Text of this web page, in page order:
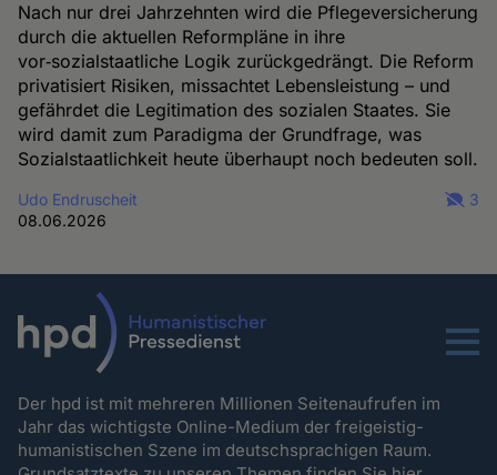
Nach nur drei Jahrzehnten wird die Pflegeversicherung
durch die aktuellen Reformpläne in ihre
vor‑sozialstaatliche Logik zurückgedrängt. Die Reform
privatisiert Risiken, missachtet Lebensleistung – und
gefährdet die Legitimation des sozialen Staates. Sie
wird damit zum Paradigma der Grundfrage, was
Sozialstaatlichkeit heute überhaupt noch bedeuten soll.
Udo Endruscheit
08.06.2026
3
Menu
Der hpd ist mit mehreren Millionen Seitenaufrufen im
Jahr das wichtigste Online-Medium der freigeistig-
humanistischen Szene im deutschsprachigen Raum.